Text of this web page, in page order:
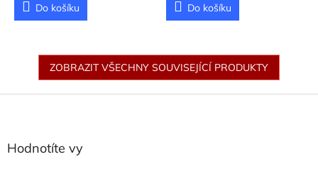
Do košíku Do košíku
ZOBRAZIT VŠECHNY SOUVISEJÍCÍ PRODUKTY
Hodnotíte vy